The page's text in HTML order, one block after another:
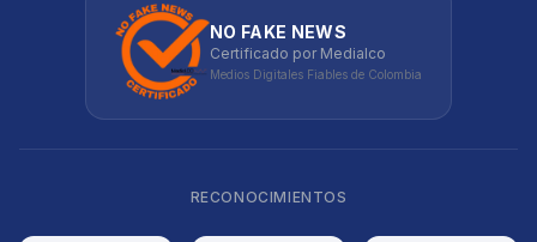
NO FAKE NEWS
Certificado por Medialco
Medios Digitales Fiables de Colombia
RECONOCIMIENTOS